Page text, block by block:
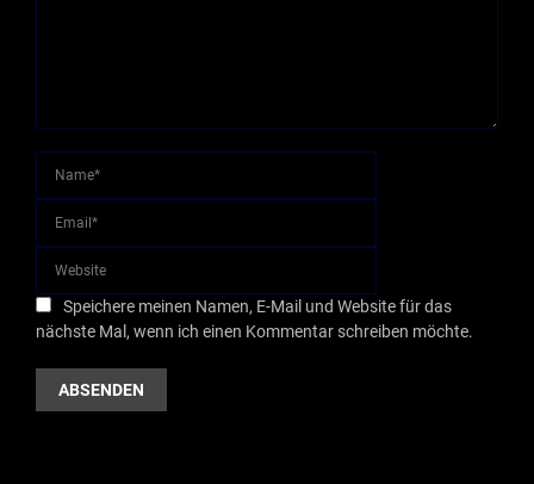
Speichere meinen Namen, E-Mail und Website für das
nächste Mal, wenn ich einen Kommentar schreiben möchte.